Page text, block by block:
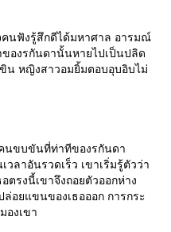
คนฟังรู้สึกดีได้มหาศาล อารมณ์
องรกันดานั้นหายไปเป็นปลิด
น หญิงสาวอมยิ้มตอบอุบอิบไม่
นขบขันที่ท่าทีของรกันดา
ลาอันรวดเร็ว เขาเริ่มรู้ตัวว่า
ตรงนี้เขาจึงถอยตัวออกห่าง
ล่อยแขนของเธอออก การกระ
องเขา